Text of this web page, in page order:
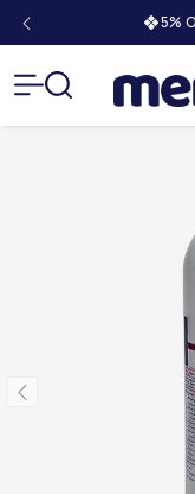
5%